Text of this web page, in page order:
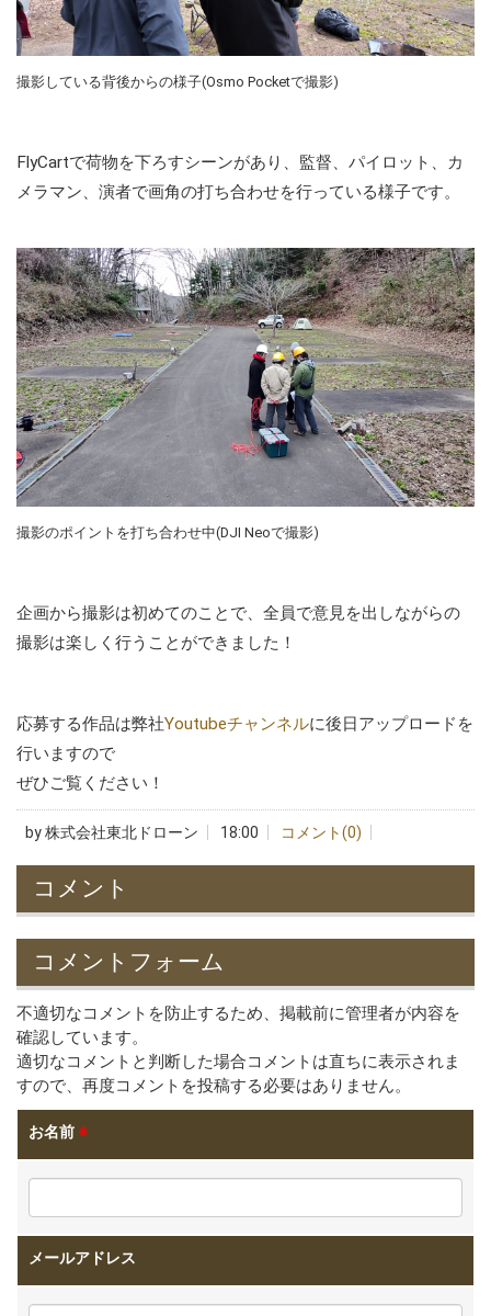
撮影している背後からの様子(Osmo Pocketで撮影)
FlyCartで荷物を下ろすシーンがあり、監督、パイロット、カ
メラマン、演者で画角の打ち合わせを行っている様子です。
撮影のポイントを打ち合わせ中(DJI Neoで撮影)
企画から撮影は初めてのことで、全員で意見を出しながらの
撮影は楽しく行うことができました！
応募する作品は弊社Youtubeチャンネルに後日アップロードを
行いますので
ぜひご覧ください！
by株式会社東北ドローン 18:00 コメント(0)
コメント
コメントフォーム
不適切なコメントを防止するため、掲載前に管理者が内容を
確認しています。
適切なコメントと判断した場合コメントは直ちに表示されま
すので、再度コメントを投稿する必要はありません。
お名前 ※
メールアドレス